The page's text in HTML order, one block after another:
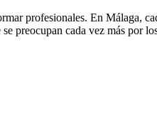
profesionales. En Málaga,
preocupan cada vez más por